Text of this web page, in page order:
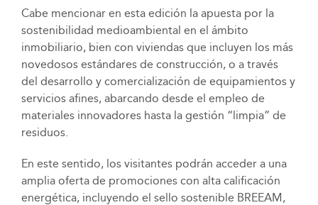
Cabe mencionar en esta edición la apuesta por la
sostenibilidad medioambiental en el ámbito
inmobiliario, bien con viviendas que incluyen los más
novedosos estándares de construcción, o a través
del desarrollo y comercialización de equipamientos y
servicios afines, abarcando desde el empleo de
materiales innovadores hasta la gestión “limpia” de
residuos.
En este sentido, los visitantes podrán acceder a una
amplia oferta de promociones con alta calificación
energética, incluyendo el sello sostenible BREEAM,